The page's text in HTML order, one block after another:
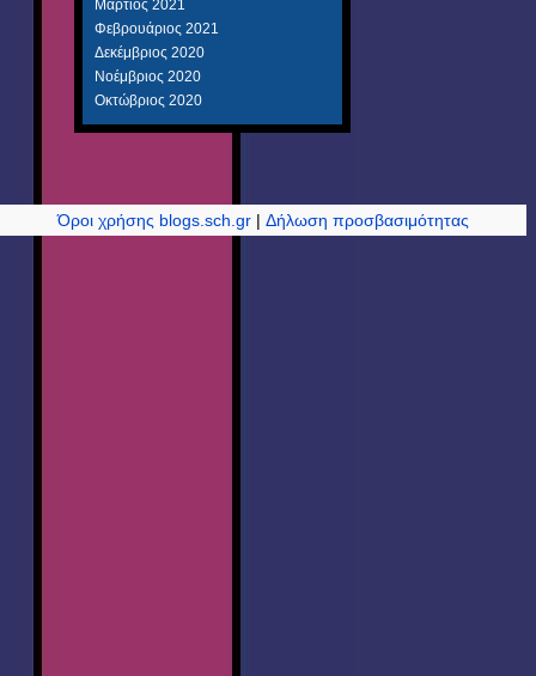
Μάρτιος 2021
Φεβρουάριος 2021
Δεκέμβριος 2020
Νοέμβριος 2020
Οκτώβριος 2020
Όροι χρήσης blogs.sch.gr |Δήλωση προσβασιμότητας